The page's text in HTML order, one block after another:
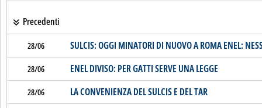
Precedenti
28/06 SULCIS: OGGI MINATORI DI NUOVO A ROMA ENEL:
28/06 ENEL DIVISO: PER GATTI SERVE UNA LEGGE
28/06 LA CONVENIENZA DEL SULCIS E DEL TAR